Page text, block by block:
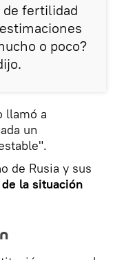
de fertilidad
o poco?
llamó a
un
de Rusia y sus
la situación